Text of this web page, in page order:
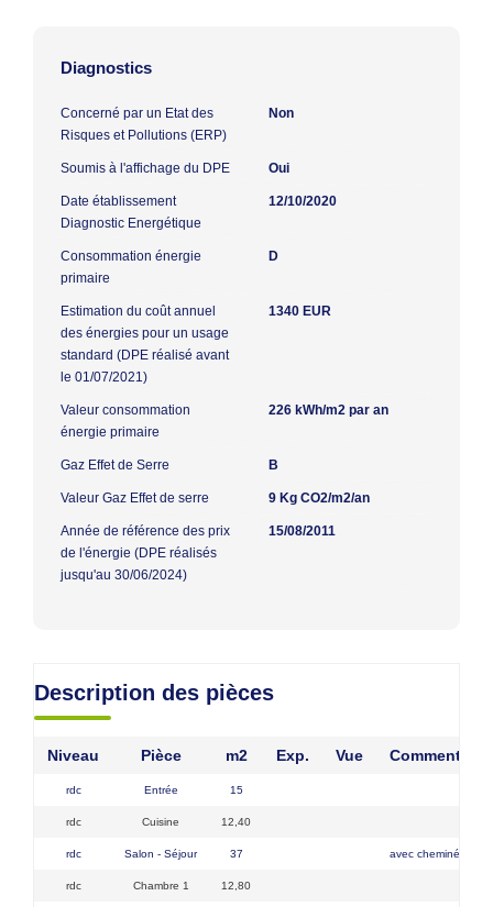
Diagnostics
Concerné par un Etat des
Risques et Pollutions (ERP)
Non
Soumis à l'affichage du DPE Oui
Date établissement
Diagnostic Energétique
12/10/2020
Consommation énergie
primaire
D
Estimation du coût annuel
des énergies pour un usage
standard (DPE réalisé avant
le 01/07/2021)
1340 EUR
Valeur consommation
énergie primaire
226 kWh/m2 par an
Gaz Effet de Serre B
Valeur Gaz Effet de serre 9 Kg CO2/m2/an
Année de référence des prix
de l'énergie (DPE réalisés
jusqu'au 30/06/2024)
15/08/2011
Description des pièces
Niveau Pièce m2 Exp. Vue
rdc Entrée 15
rdc Cuisine 12,40
rdc Salon - Séjour 37 avec cheminée
rdc Chambre 1 12,80